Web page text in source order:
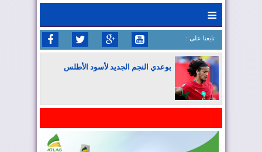
≡
: تابعنا على
بوعدي النجم الجديد لأسود الأطلس